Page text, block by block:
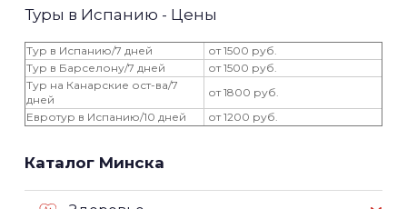
Туры в Испанию - Цены
Тур в Испанию/7 дней
от 1500 руб.
Тур в Барселону/7 дней
от 1500 руб.
Тур на Канарские ост-ва/7
дней
от 1800 руб.
Евротур в Испанию/10 дней
от 1200 руб.
Каталог Минска